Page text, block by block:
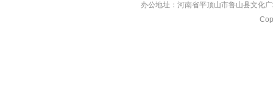
办公地址：河南省平顶山市鲁山县文化